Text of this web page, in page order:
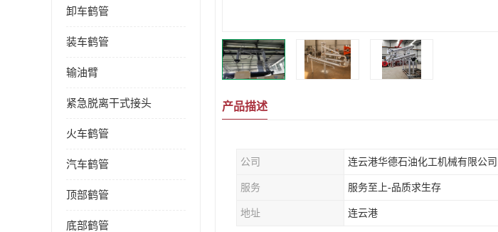
卸车鹤管
装车鹤管
输油臂
紧急脱离干式接头
火车鹤管
汽车鹤管
顶部鹤管
底部鹤管
产品描述
公司 连云港华德石油化工机械有限公司
服务 服务至上-品质求生存
地址 连云港